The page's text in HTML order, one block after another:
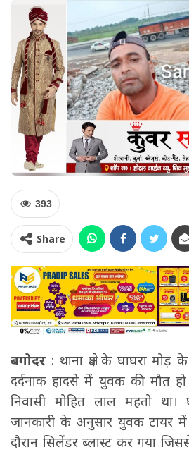
393
Share
बगोदर : थाना क्षेत्र के घाघरा
दर्दनाक हादसे में युवक की मौत
निवासी मोहित लाल महतो
जानकारी के अनुसार युवक टायर में
दौरान सिलेंडर ब्लास्ट कर गया